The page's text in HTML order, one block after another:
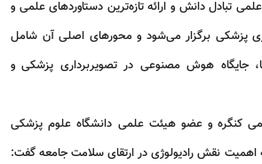
تبادل دانش و ارائه تازه‌ترین دستاوردهای علمی و
پزشکی برگزار می‌شود و محورهای اصلی آن شامل
هوش مصنوعی در تصویربرداری پزشکی و
کنگره و عضو هیئت علمی دانشگاه علوم پزشکی
اهمیت نقش رادیولوژی در ارتقای سلامت جامعه گفت: